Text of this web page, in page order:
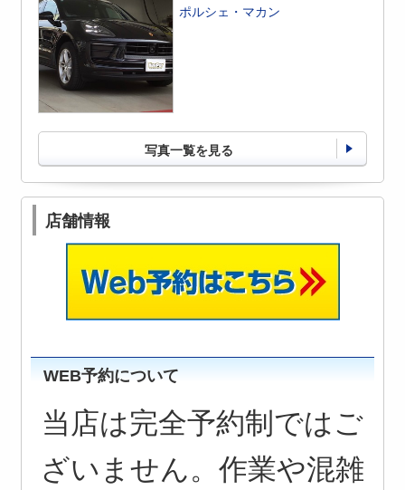
ポルシェ・マカン
写真一覧を見る
店舗情報
WEB予約について
当店は完全予約制ではご
ざいません。作業や混雑